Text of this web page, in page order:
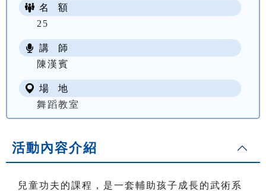
名 額
25
講 師
陳漢賓
場 地
舞蹈教室
活動內容介紹
兒童功夫的課程，是一套輔助孩子成長的武術系